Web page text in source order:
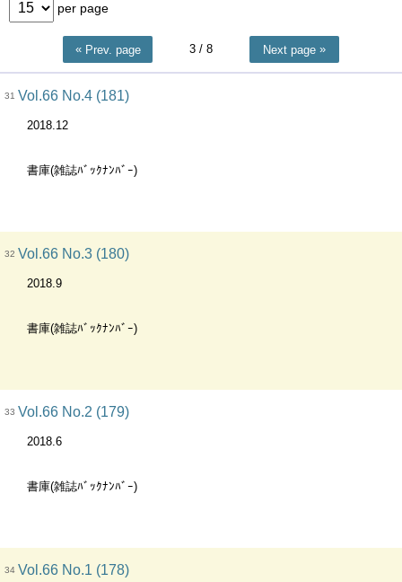
per page
Prev. page 3 / 8 Next page
31 Vol.66 No.4 (181)
2018.12
書庫(雑誌ﾊﾞｯｸﾅﾝﾊﾞｰ)
32 Vol.66 No.3 (180)
2018.9
書庫(雑誌ﾊﾞｯｸﾅﾝﾊﾞｰ)
33 Vol.66 No.2 (179)
2018.6
書庫(雑誌ﾊﾞｯｸﾅﾝﾊﾞｰ)
34 Vol.66 No.1 (178)